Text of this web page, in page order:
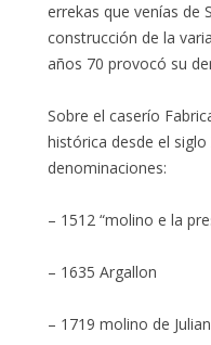
errekas que venías de
construcción de la
años 70 provocó su
Sobre el caserío
histórica desde el
denominaciones:
– 1512 “molino e la
– 1635 Argallon
– 1719 molino de